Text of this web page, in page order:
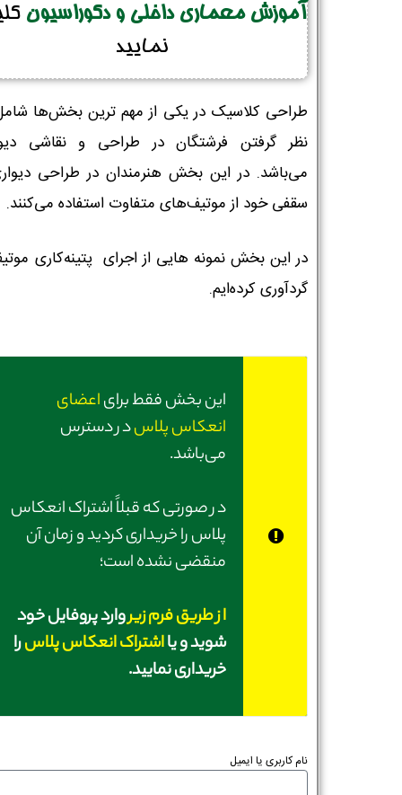
آموزش معماری داخلی و دکوراسیون
نمایید
طراحی کلاسیک در یکی از مهم ترین بخش‌ها
نظر گرفتن فرشتگان در طراحی و نقاشی
می‌باشد. در این بخش هنرمندان در طراحی
سقفی خود از موتیف‌های متفاوت استفاده می‌کنند.
در این بخش نمونه هایی از اجرای پتینه‌کاری
گردآوری کرده‌ایم.
این بخش فقط برایاعضای
انعکاس پلاسدر دسترس
می‌باشد.
در صورتی‌ که قبلاً اشتراک انعکاس
پلاس را خریداری کردید و زمان آن
منقضی نشده است؛
از طریق فرم زیروارد پروفایل خود
شوید و یااشتراک انعکاس پلاسرا
خریداری نمایید.
نام کاربری یا ایمیل